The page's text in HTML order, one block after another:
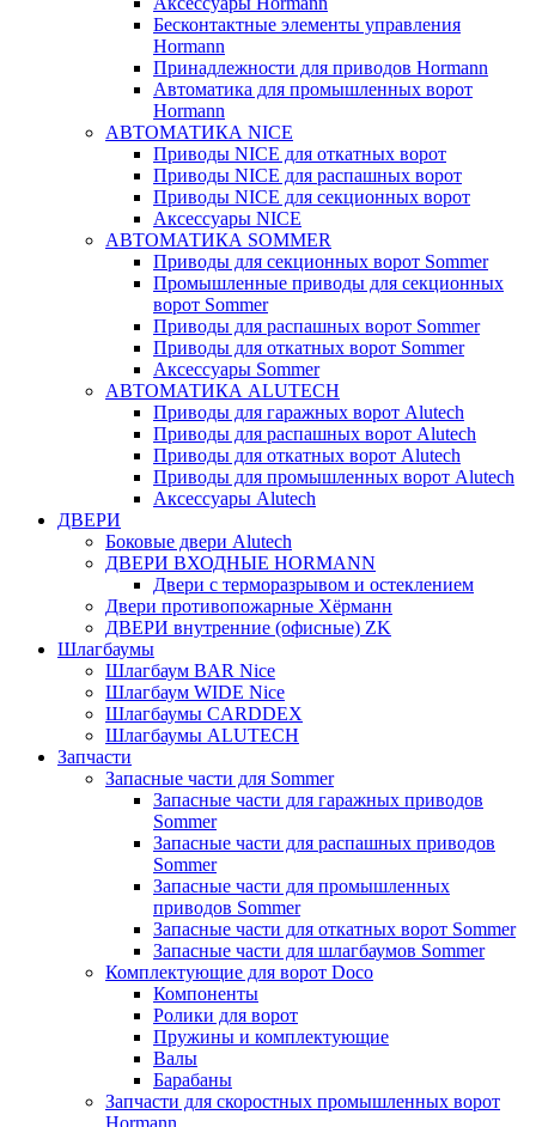
Бесконтактные элементы управления
Hormann
Принадлежности для приводов Hormann
Автоматика для промышленных ворот
Hormann
АВТОМАТИКА NICE
Приводы NICE для откатных ворот
Приводы NICE для распашных ворот
Приводы NICE для секционных ворот
Аксессуары NICE
АВТОМАТИКА SOMMER
Приводы для секционных ворот Sommer
Промышленные приводы для секционных
ворот Sommer
Приводы для распашных ворот Sommer
Приводы для откатных ворот Sommer
Аксессуары Sommer
АВТОМАТИКА ALUTECH
Приводы для гаражных ворот Alutech
Приводы для распашных ворот Alutech
Приводы для откатных ворот Alutech
Приводы для промышленных ворот Alutech
Аксессуары Alutech
ДВЕРИ
Боковые двери Alutech
ДВЕРИ ВХОДНЫЕ HORMANN
Двери с терморазрывом и остеклением
Двери противопожарные Хёрманн
ДВЕРИ внутренние (офисные) ZK
Шлагбаумы
Шлагбаум BAR Nice
Шлагбаум WIDE Nice
Шлагбаумы CARDDEX
Шлагбаумы ALUTECH
Запчасти
Запасные части для Sommer
Запасные части для гаражных приводов
Sommer
Запасные части для распашных приводов
Sommer
Запасные части для промышленных
приводов Sommer
Запасные части для откатных ворот Sommer
Запасные части для шлагбаумов Sommer
Комплектующие для ворот Doco
Компоненты
Ролики для ворот
Пружины и комплектующие
Валы
Барабаны
Запчасти для скоростных промышленных ворот
Hormann